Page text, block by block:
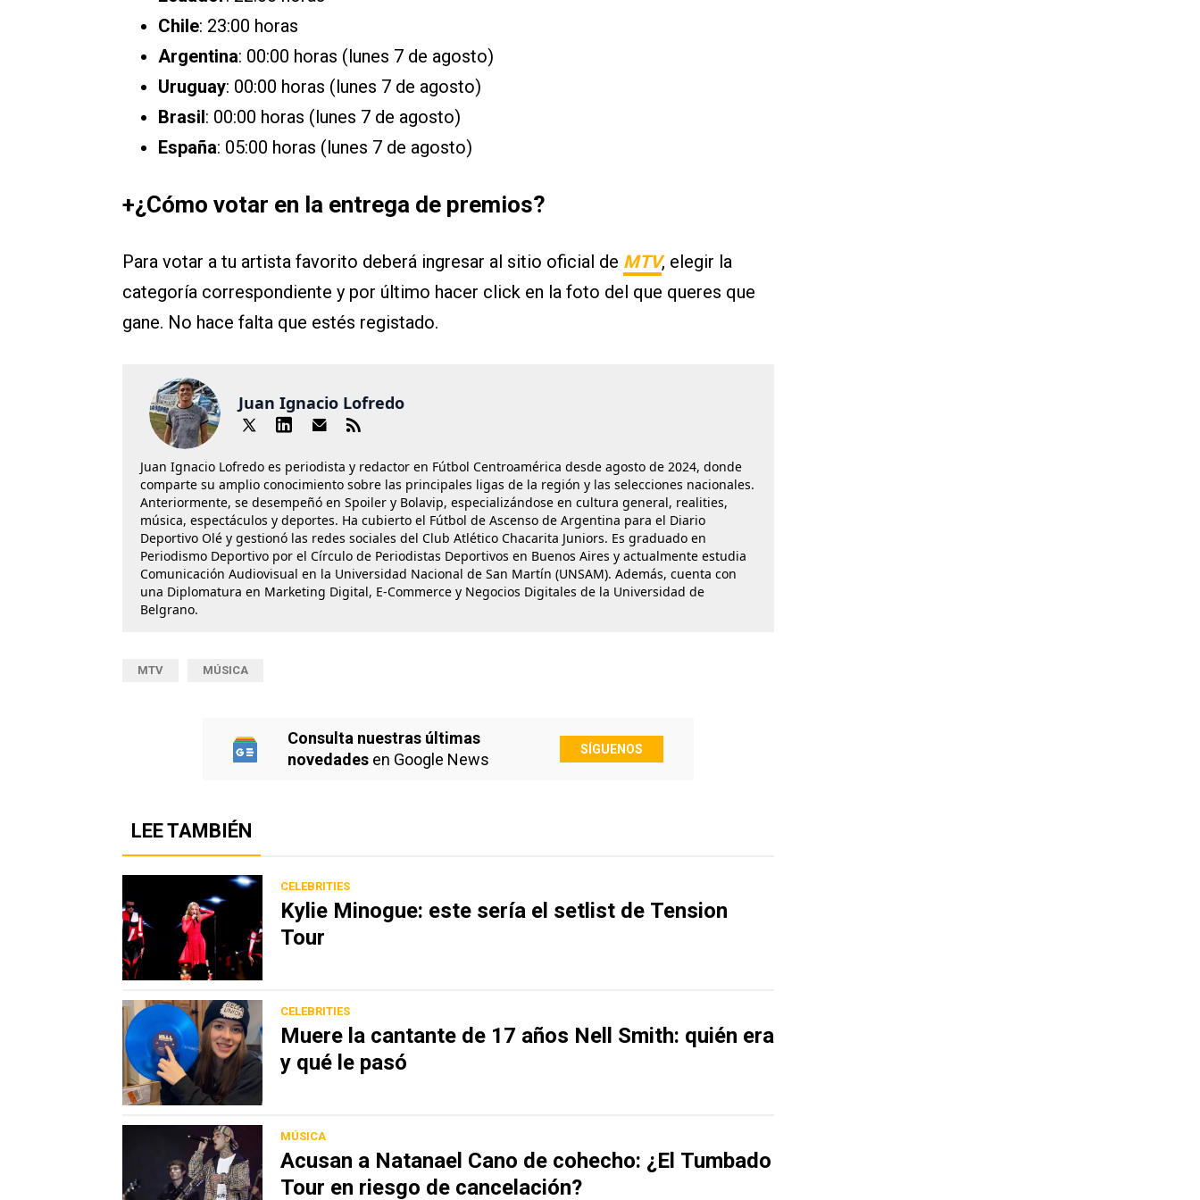
Chile: 23:00 horas
Argentina: 00:00 horas (lunes 7 de agosto)
Uruguay: 00:00 horas (lunes 7 de agosto)
Brasil: 00:00 horas (lunes 7 de agosto)
España: 05:00 horas (lunes 7 de agosto)
+¿Cómo votar en la entrega de premios?
Para votar a tu artista favorito deberá ingresar al sitio oficial de MTV, elegir la
categoría correspondiente y por último hacer click en la foto del que queres que
gane. No hace falta que estés registado.
Juan Ignacio Lofredo
Juan Ignacio Lofredo es periodista y redactor en Fútbol Centroamérica desde agosto de 2024, donde
comparte su amplio conocimiento sobre las principales ligas de la región y las selecciones nacionales.
Anteriormente, se desempeñó en Spoiler y Bolavip, especializándose en cultura general, realities,
música, espectáculos y deportes. Ha cubierto el Fútbol de Ascenso de Argentina para el Diario
Deportivo Olé y gestionó las redes sociales del Club Atlético Chacarita Juniors. Es graduado en
Periodismo Deportivo por el Círculo de Periodistas Deportivos en Buenos Aires y actualmente estudia
Comunicación Audiovisual en la Universidad Nacional de San Martín (UNSAM). Además, cuenta con
una Diplomatura en Marketing Digital, E-Commerce y Negocios Digitales de la Universidad de
Belgrano.
MTV MÚSICA
Consulta nuestras últimas
novedades en Google News
SÍGUENOS
LEE TAMBIÉN
CELEBRITIES
Kylie Minogue: este sería el setlist de Tension
Tour
CELEBRITIES
Muere la cantante de 17 años Nell Smith: quién era
y qué le pasó
MÚSICA
Acusan a Natanael Cano de cohecho: ¿El Tumbado
Tour en riesgo de cancelación?